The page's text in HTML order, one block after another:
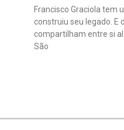
Francisco Graciola tem
construiu seu legado. E
compartilham entre si
São